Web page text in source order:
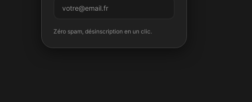
M'inscrire
Zéro spam, désinscription en un clic.